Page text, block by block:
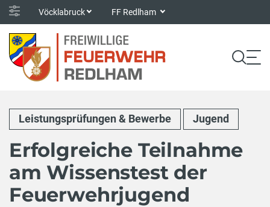
Vöcklabruck FF Redlham
Leistungsprüfungen & Bewerbe Jugend
Erfolgreiche Teilnahme
am Wissenstest der
Feuerwehrjugend